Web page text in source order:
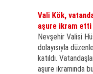
Vali Kök,
aşure ikram etti
Nevşehir Valisi
dolayısıyla
katıldı.
aşure ikramında